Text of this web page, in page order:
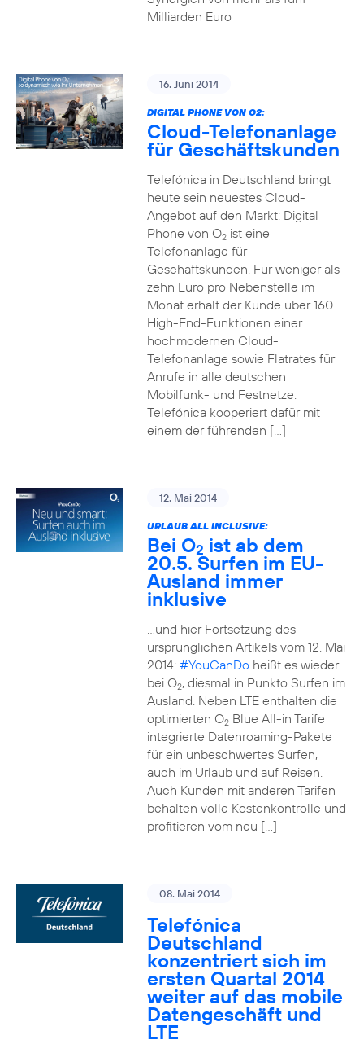
Milliarden Euro
16. Juni 2014
DIGITAL PHONE VON O2:
Cloud-Telefonanlage
für Geschäftskunden
Telefónica in Deutschland bringt
heute sein neuestes Cloud-
Angebot auf den Markt: Digital
Phone von O2ist eine
Telefonanlage für
Geschäftskunden. Für weniger als
zehn Euro pro Nebenstelle im
Monat erhält der Kunde über 160
High-End-Funktionen einer
hochmodernen Cloud-
Telefonanlage sowie Flatrates für
Anrufe in alle deutschen
Mobilfunk- und Festnetze.
Telefónica kooperiert dafür mit
einem der führenden […]
12. Mai 2014
URLAUB ALL INCLUSIVE:
Bei O2 ist ab dem
20.5. Surfen im EU-
Ausland immer
inklusive
…und hier Fortsetzung des
ursprünglichen Artikels vom 12. Mai
2014: #YouCanDoheißt es wieder
bei O2, diesmal in Punkto Surfen im
Ausland. Neben LTE enthalten die
optimierten O2Blue All-in Tarife
integrierte Datenroaming-Pakete
für ein unbeschwertes Surfen,
auch im Urlaub und auf Reisen.
Auch Kunden mit anderen Tarifen
behalten volle Kostenkontrolle und
profitieren vom neu […]
08. Mai 2014
Telefónica
Deutschland
konzentriert sich im
ersten Quartal 2014
weiter auf das mobile
Datengeschäft und
LTE